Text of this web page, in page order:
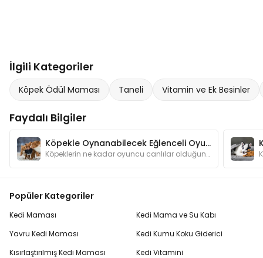
Şeker ilavesizdir.
%100 Doğal ve katkısız bir üründür.
bir yerde saklayınız.
İlgili Kategoriler
Köpek Ödül Maması Taneli Vitamin ve Ek Besinler
Faydalı Bilgiler
Köpekle Oynanabilecek Eğlenceli Oyunlar
Köpeklerin ne kadar oyuncu canlılar olduğunu anlatmamıza gerek var mı? Oyunlar hem köpeğinizin zeka gelişimine katkı sağlar hem de onu mutlu eder.
Popüler Kategoriler
Kedi Maması
Yavru Kedi Maması
Kısırlaştırılmış Kedi Maması
Kedi Mama ve Su Kabı
Kedi Kumu Koku Giderici
Kedi Vitamini